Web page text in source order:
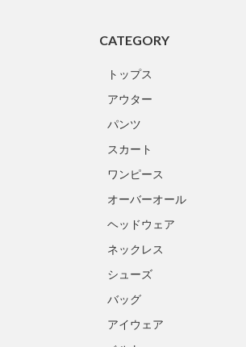
CATEGORY
トップス
アウター
パンツ
スカート
ワンピース
オーバーオール
ヘッドウェア
ネックレス
シューズ
バッグ
アイウェア